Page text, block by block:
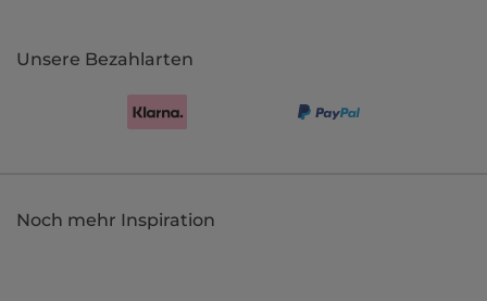
Unsere Bezahlarten
Noch mehr Inspiration